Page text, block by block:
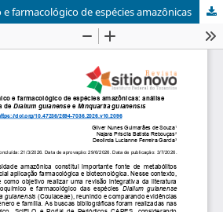
farmacológico de espécies amazônicas